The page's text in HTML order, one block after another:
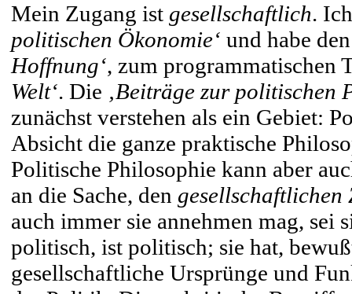
Mein Zugang ist gesellschaftlich.
politischen Ökonomie‘ und habe
Hoffnung‘, zum programmatischen
Welt‘. Die ‚Beiträge zur politischen
zunächst verstehen als ein Gebiet:
Absicht die ganze praktische
Politische Philosophie kann aber
an die Sache, den gesellschaftlichen
auch immer sie annehmen mag, sei
politisch, ist politisch; sie hat,
gesellschaftliche Ursprünge und